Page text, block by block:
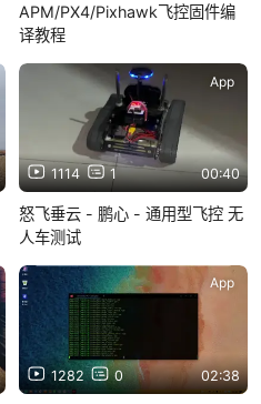
APM/PX4/Pixhawk飞控固件编
译教程
1114 1 00:40
App
怒飞垂云 - 鹏心 - 通用型飞控 无
人车测试
1282 0 02:38
App